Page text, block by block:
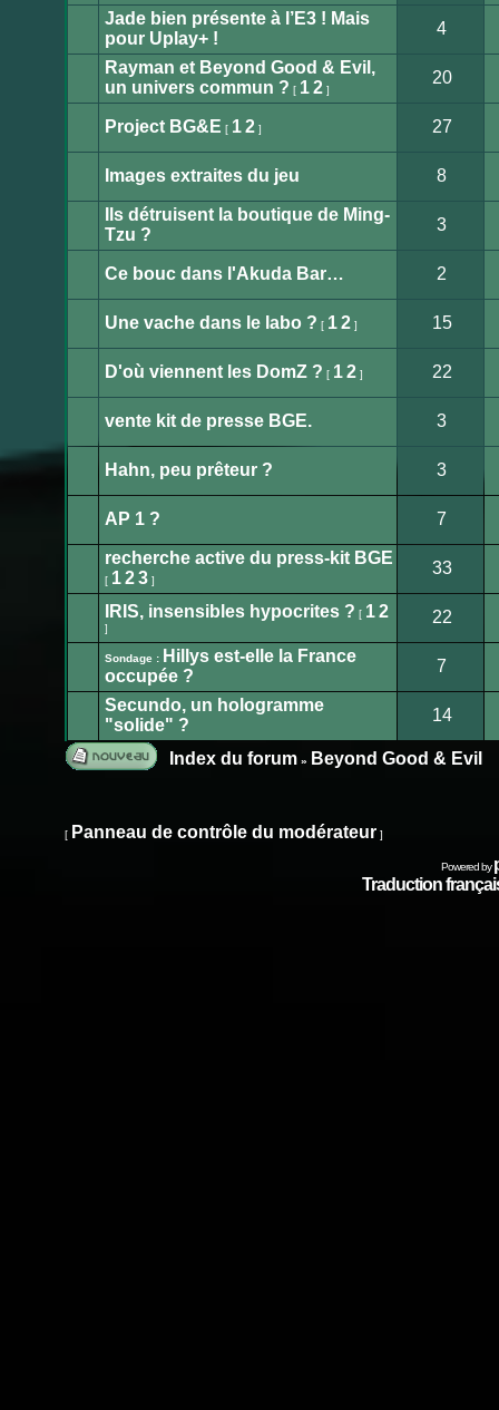
message
non
Aucun
message
non
Jade bien présente à l’E3 ! Mais
pour Uplay+ !
4
Aucun
message
non
Rayman et Beyond Good & Evil,
un univers commun ? [ 1 2]
20
message
non
Project BG&E [ 1 2] 27
message
Images extraites du jeu 8
Aucun
message
non
Ils détruisent la boutique de Ming-
Tzu ?
3
message
non
Ce bouc dans l'Akuda Bar… 2
message
non
Une vache dans le labo ? [ 1 2] 15
message
D'où viennent les DomZ ? [ 1 2] 22
message
non
vente kit de presse BGE. 3
message
non
Hahn, peu prêteur ? 3
message
non
AP 1 ? 7
Aucun
message
non
recherche active du press-kit BGE
[ 1 2 3]
33
Aucun
message
non
IRIS, insensibles hypocrites ? [ 1 2
]
22
Aucun
message
non
Sondage : Hillys est-elle la France
occupée ?
7
Aucun
message
non
lu
Secundo, un hologramme
"solide" ?
14
nouveau
sujet
Index du forum» Beyond Good & Evil
[ Panneau de contrôle du modérateur]
Powered by
Traduction